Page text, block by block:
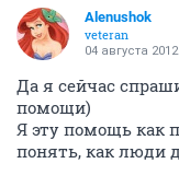
Alenushok
veteran
04 августа 2012
Да я сейчас
помощи)
Я эту помощь как
понять, как люди